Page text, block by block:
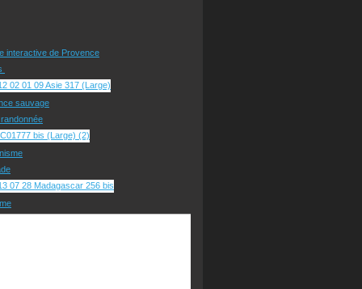
interactive de Provence
sauvage